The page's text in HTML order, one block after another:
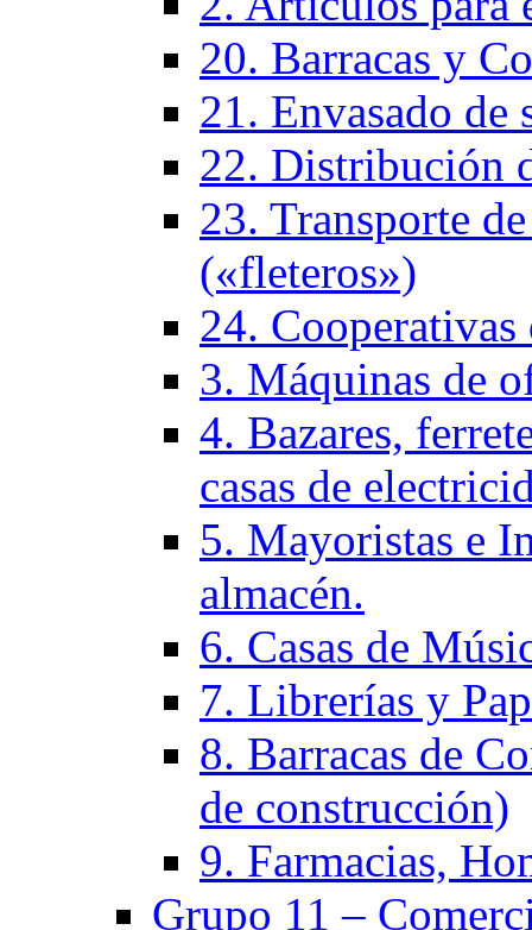
20. Barracas y
21. Envasado de
22. Distribución
23. Transporte
(«fleteros»)
24. Cooperativas
3. Máquinas de
4. Bazares,
casas de
5. Mayoristas e
almacén.
6. Casas de
7. Librerías y
8. Barracas de
de construcción)
9. Farmacias,
Grupo 11 –